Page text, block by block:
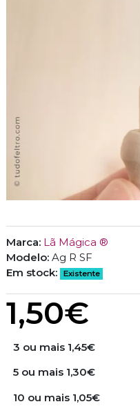
Marca: Lã Mágica ®
Modelo: Ag R SF
Em stock:
Existente
1,50€
3 ou mais 1,45€
5 ou mais 1,30€
10 ou mais 1,05€